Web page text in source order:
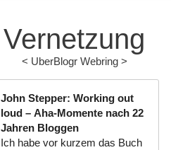
Vernetzung
< UberBlogr Webring >
John Stepper: Working out
loud – Aha-Momente nach 22
Jahren Bloggen
Ich habe vor kurzem das Buch